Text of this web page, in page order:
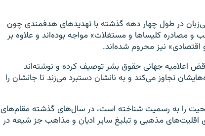
در طول چهار دهه گذشته با تهدیدهای هدفمندی چون
و مصادره کلیساها و مستغلات» مواجه بوده‌اند و علاوه بر
اقتصادی» نیز محروم شده‌اند.
اعلامیه جهانی حقوق بشر توصیف کرده و نوشته‌اند
تجاوز می‌کند و به نانشان دستبرد می‌زند تا جانشان را
را به رسمیت شناخته است، در سال‌های گذشته مقام‌های
مذهبی و تبلیغ سایر ادیان و مذاهب جز شیعه در